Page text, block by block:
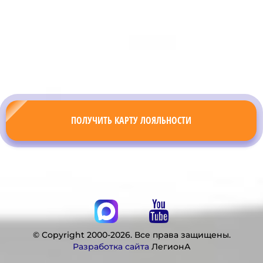
ПОЛУЧИТЬ КАРТУ ЛОЯЛЬНОСТИ
© Copyright 2000-2026. Все права защищены.
Разработка сайта ЛегионА